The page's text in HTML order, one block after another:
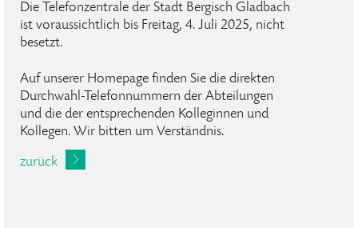
Die Telefonzentrale der Stadt Bergisch Gladbach
ist voraussichtlich bis Freitag, 4. Juli 2025, nicht
besetzt.
Auf unserer Homepage finden Sie die direkten
Durchwahl-Telefonnummern der Abteilungen
und die der entsprechenden Kolleginnen und
Kollegen. Wir bitten um Verständnis.
zurück